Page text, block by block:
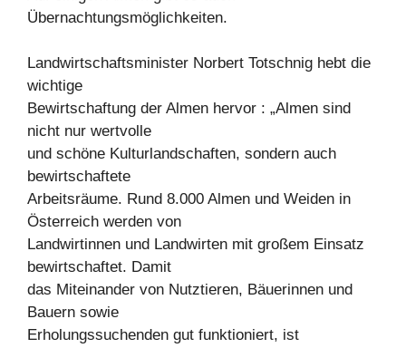
Übernachtungsmöglichkeiten.
Landwirtschaftsminister Norbert Totschnig hebt die
wichtige
Bewirtschaftung der Almen hervor : „Almen sind
nicht nur wertvolle
und schöne Kulturlandschaften, sondern auch
bewirtschaftete
Arbeitsräume. Rund 8.000 Almen und Weiden in
Österreich werden von
Landwirtinnen und Landwirten mit großem Einsatz
bewirtschaftet. Damit
das Miteinander von Nutztieren, Bäuerinnen und
Bauern sowie
Erholungssuchenden gut funktioniert, ist